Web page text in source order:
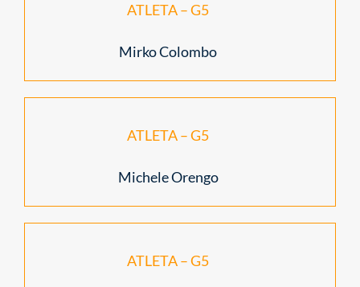
ATLETA – G5
Mirko Colombo
ATLETA – G5
Michele Orengo
ATLETA – G5